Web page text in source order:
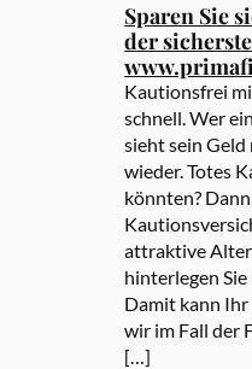
Sparen Sie
der
Kautionsfrei
schnell. Wer
sieht sein
wieder. Totes
könnten?
attraktive
hinterlegen
Damit kann Ihr
wir im Fall der
[…]